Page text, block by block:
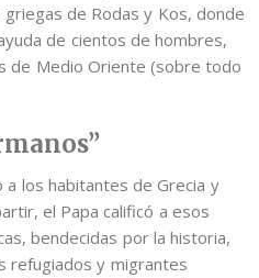
de Rodas y Kos, donde
de cientos de hombres,
de Medio Oriente (sobre todo
a los habitantes de Grecia y
el Papa calificó a esos
bendecidas por la historia,
refugiados y migrantes